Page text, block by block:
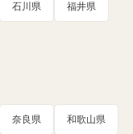
石川県 福井県
奈良県 和歌山県